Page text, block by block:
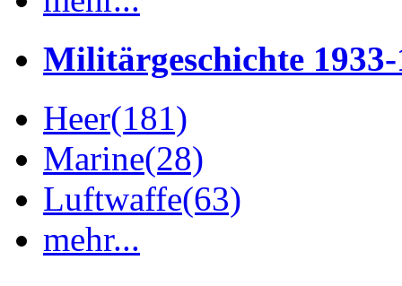
Militärgeschichte 1933-
Heer(181)
Marine(28)
Luftwaffe(63)
mehr...